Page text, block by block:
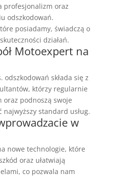
profesjonalizm oraz
odszkodowań.
posiadamy, świadczą o
działań.
Motoexpert na
odszkodowań składa się z
którzy regularnie
oraz podnoszą swoje
standard usług.
w
nowe technologie, które
oraz ułatwiają
co pozwala nam